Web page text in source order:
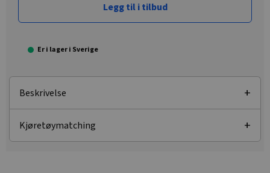
Legg til i tilbud
Er i lager i Sverige
Beskrivelse
Kjøretøymatching